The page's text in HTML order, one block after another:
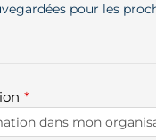
pour les